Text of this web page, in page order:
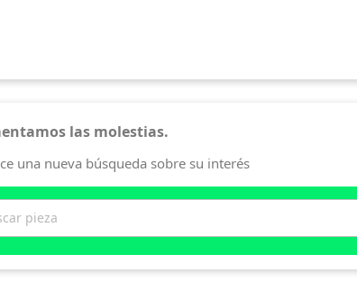
las molestias.
una nueva búsqueda sobre su interés